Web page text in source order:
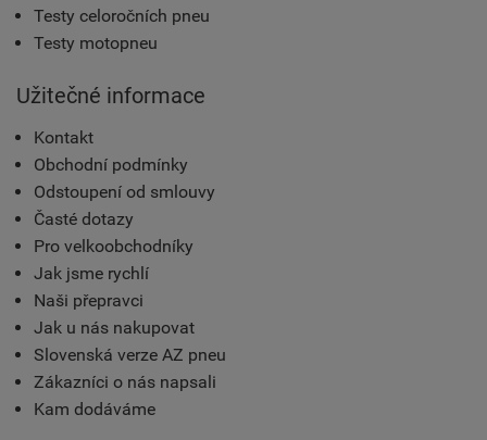
Testy celoročních pneu
Testy motopneu
Užitečné informace
Kontakt
Obchodní podmínky
Odstoupení od smlouvy
Časté dotazy
Pro velkoobchodníky
Jak jsme rychlí
Naši přepravci
Jak u nás nakupovat
Slovenská verze AZ pneu
Zákazníci o nás napsali
Kam dodáváme